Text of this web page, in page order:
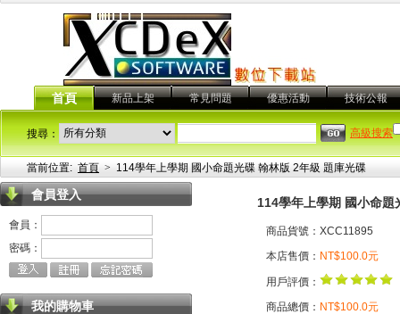
首頁 新品上架 常見問題 優惠活動 技術公報
搜尋： 高級搜索
當前位置: 首頁 > 114學年上學期 國小命題光碟 翰林版 2年級 題庫光碟
會員登入
會員：
密碼：
我的購物車
114學年上學期 國小命
商品貨號：XCC11895
本店售價： NT$100.0元
用戶評價：
商品總價： NT$100.0元